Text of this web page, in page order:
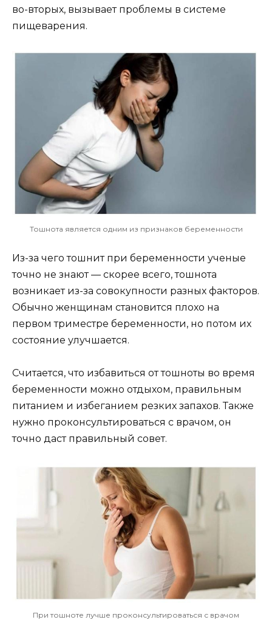
во-вторых, вызывает проблемы в системе
пищеварения.
Тошнота является одним из признаков беременности
Из-за чего тошнит при беременности ученые
точно не знают — скорее всего, тошнота
возникает из-за совокупности разных факторов.
Обычно женщинам становится плохо на
первом триместре беременности, но потом их
состояние улучшается.
Считается, что избавиться от тошноты во время
беременности можно отдыхом, правильным
питанием и избеганием резких запахов. Также
нужно проконсультироваться с врачом, он
точно даст правильный совет.
При тошноте лучше проконсультироваться с врачом